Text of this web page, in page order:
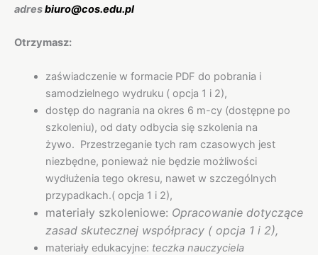
adresbiuro@cos.edu.pl
Otrzymasz:
zaświadczenie w formacie PDF do pobrania i
samodzielnego wydruku ( opcja 1 i 2),
dostęp do nagrania na okres 6 m-cy (dostępne po
szkoleniu), od daty odbycia się szkolenia na
żywo. Przestrzeganie tych ram czasowych jest
niezbędne, ponieważ nie będzie możliwości
wydłużenia tego okresu, nawet w szczególnych
przypadkach.( opcja 1 i 2),
materiały szkoleniowe: Opracowanie dotyczące
zasad skutecznej współpracy ( opcja 1 i 2),
materiały edukacyjne: teczka nauczyciela